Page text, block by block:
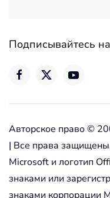
Подписывайтесь
Авторское право ©
| Все права
Microsoft и логотип
знаками или
знаками корпорации